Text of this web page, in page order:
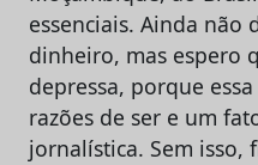
essenciais. Ainda não
dinheiro, mas espero
depressa, porque
razões de ser e um
jornalística. Sem isso,